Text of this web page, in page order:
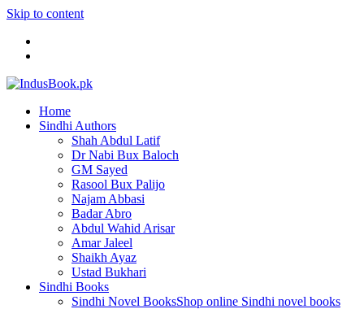
Skip to content
Home
Sindhi Authors
Shah Abdul Latif
Dr Nabi Bux Baloch
GM Sayed
Rasool Bux Palijo
Najam Abbasi
Badar Abro
Abdul Wahid Arisar
Amar Jaleel
Shaikh Ayaz
Ustad Bukhari
Sindhi Books
Sindhi Novel BooksShop online Sindhi novel books